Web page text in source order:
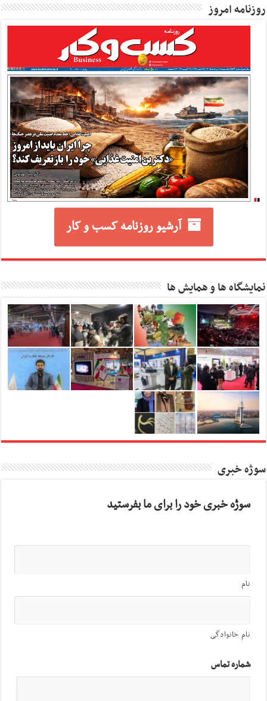
روزنامه امروز
آرشیو روزنامه کسب و کار
نمایشگاه ها و همایش ها
سوژه خبری
سوژه خبری خود را برای ما بفرستید
نام
نام خانوادگی
شماره تماس